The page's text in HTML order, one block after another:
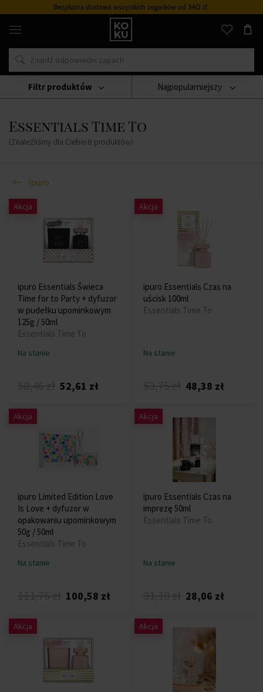
Bezpłatna dostawa wszystkich zegarkówod 340 zł
Oryginalne
perfumy
zegarki
w
miejscu
Świece
Ipuro Essentials Time To
Essentials Time To
(Znaleźliśmy dla Ciebie8 produktów)
Najpopularniejszy
ipuro
Filtr produktów
Akcja
ipuro Essentials Świeca
Time for to Party + dyfuzor
w pudełku upominkowym
125g / 50ml
Essentials Time To
Na stanie
52,61 zł
Akcja
ipuro Essentials Czas na
uścisk 100ml
Essentials Time To
Na stanie
48,38 zł
Akcja
ipuro Limited Edition Love
Is Love + dyfuzor w
opakowaniu upominkowym
50g / 50ml
Essentials Time To
Na stanie
100,58 zł
Akcja
ipuro Essentials Czas na
imprezę 50ml
Essentials Time To
Na stanie
28,06 zł
Akcja Akcja